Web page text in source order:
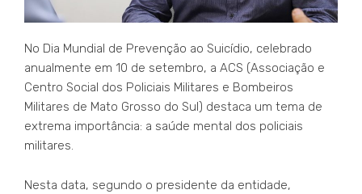
No Dia Mundial de Prevenção ao Suicídio, celebrado
anualmente em 10 de setembro, a ACS (Associação e
Centro Social dos Policiais Militares e Bombeiros
Militares de Mato Grosso do Sul) destaca um tema de
extrema importância: a saúde mental dos policiais
militares.
Nesta data, segundo o presidente da entidade,